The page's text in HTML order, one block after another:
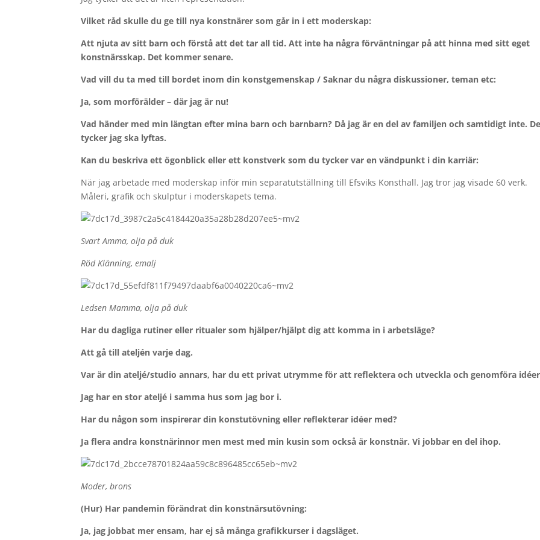
Vilket råd skulle du ge till nya konstnärer som går in i ett moderskap:
Att njuta av sitt barn och förstå att det tar all tid. Att inte ha några förväntningar på att hinna med sitt eget
konstnärsskap. Det kommer senare.
Vad vill du ta med till bordet inom din konstgemenskap / Saknar du några diskussioner, teman etc:
Ja, som morförälder – där jag är nu!
Vad händer med min längtan efter mina barn och barnbarn? Då jag är en del av familjen och samtidigt inte.
tycker jag ska lyftas.
Kan du beskriva ett ögonblick eller ett konstverk som du tycker var en vändpunkt i din karriär:
När jag arbetade med moderskap inför min separatutställning till Efsviks Konsthall. Jag tror jag visade 60 verk.
Måleri, grafik och skulptur i moderskapets tema.
Svart Amma, olja på duk
Röd Klänning, emalj
Ledsen Mamma, olja på duk
Har du dagliga rutiner eller ritualer som hjälper/hjälpt dig att komma in i arbetsläge?
Att gå till ateljén varje dag.
Var är din ateljé/studio annars, har du ett privat utrymme för att reflektera och utveckla och genomföra
Jag har en stor ateljé i samma hus som jag bor i.
Har du någon som inspirerar din konstutövning eller reflekterar idéer med?
Ja flera andra konstnärinnor men mest med min kusin som också är konstnär. Vi jobbar en del ihop.
Moder, brons
(Hur) Har pandemin förändrat din konstnärsutövning:
Ja, jag jobbat mer ensam, har ej så många grafikkurser i dagsläget.